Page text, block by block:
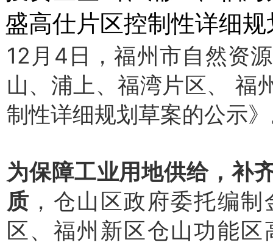
盛高仕片区控制性详细
12月4日，福州市自然资
山、浦上、福湾片区、 福
制性详细规划草案的公示
为保障工业用地供给，补
质 ，仓山区政府委托编
区、福州新区仓山功能